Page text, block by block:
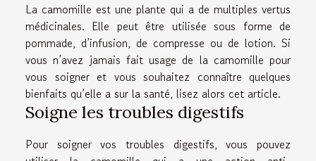
La camomille est une plante qui a de multiples vertus
médicinales. Elle peut être utilisée sous forme de
pommade, d’infusion, de compresse ou de lotion. Si
vous n’avez jamais fait usage de la camomille pour
vous soigner et vous souhaitez connaître quelques
bienfaits qu’elle a sur la santé, lisez alors cet article.
Soigne les troubles digestifs
Pour soigner vos troubles digestifs, vous pouvez